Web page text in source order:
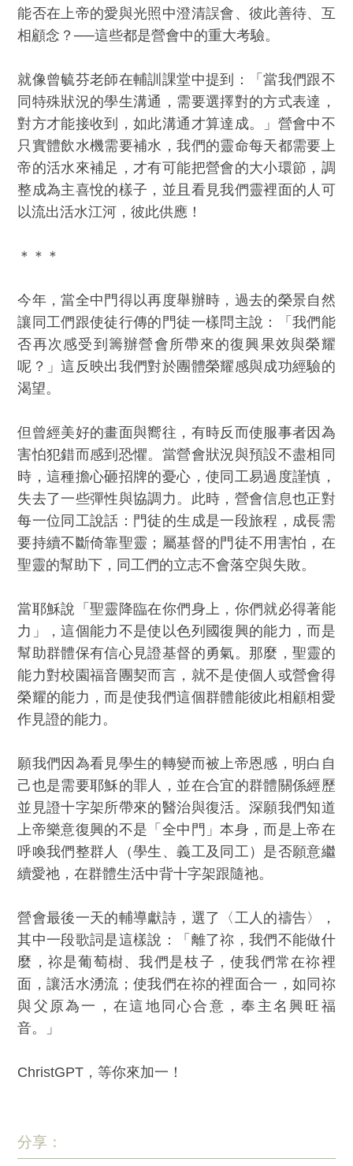
能否在上帝的愛與光照中澄清誤會、彼此善待、互
相顧念？──這些都是營會中的重大考驗。
就像曾毓芬老師在輔訓課堂中提到：「當我們跟不
同特殊狀況的學生溝通，需要選擇對的方式表達，
對方才能接收到，如此溝通才算達成。」營會中不
只實體飲水機需要補水，我們的靈命每天都需要上
帝的活水來補足，才有可能把營會的大小環節，調
整成為主喜悅的樣子，並且看見我們靈裡面的人可
以流出活水江河，彼此供應！
＊＊＊
今年，當全中門得以再度舉辦時，過去的榮景自然
讓同工們跟使徒行傳的門徒一樣問主說：「我們能
否再次感受到籌辦營會所帶來的復興果效與榮耀
呢？」這反映出我們對於團體榮耀感與成功經驗的
渴望。
但曾經美好的畫面與嚮往，有時反而使服事者因為
害怕犯錯而感到恐懼。當營會狀況與預設不盡相同
時，這種擔心砸招牌的憂心，使同工易過度謹慎，
失去了一些彈性與協調力。此時，營會信息也正對
每一位同工說話：門徒的生成是一段旅程，成長需
要持續不斷倚靠聖靈；屬基督的門徒不用害怕，在
聖靈的幫助下，同工們的立志不會落空與失敗。
當耶穌說「聖靈降臨在你們身上，你們就必得著能
力」，這個能力不是使以色列國復興的能力，而是
幫助群體保有信心見證基督的勇氣。那麼，聖靈的
能力對校園福音團契而言，就不是使個人或營會得
榮耀的能力，而是使我們這個群體能彼此相顧相愛
作見證的能力。
願我們因為看見學生的轉變而被上帝恩感，明白自
己也是需要耶穌的罪人，並在合宜的群體關係經歷
並見證十字架所帶來的醫治與復活。深願我們知道
上帝樂意復興的不是「全中門」本身，而是上帝在
呼喚我們整群人（學生、義工及同工）是否願意繼
續愛祂，在群體生活中背十字架跟隨祂。
營會最後一天的輔導獻詩，選了〈工人的禱告〉，
其中一段歌詞是這樣說：「離了祢，我們不能做什
麼，祢是葡萄樹、我們是枝子，使我們常在祢裡
面，讓活水湧流；使我們在祢的裡面合一，如同祢
與父原為一，在這地同心合意，奉主名興旺福
音。」
ChristGPT，等你來加一！
分享：